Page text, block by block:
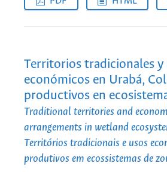
Territorios tradicionales
económicos en Urabá,
productivos en
Traditional territories and
arrangements in wetland
Territórios tradicionais e usos
produtivos em ecossistemas de